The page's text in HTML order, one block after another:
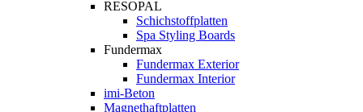
RESOPAL
Schichstoffplatten
Spa Styling Boards
Fundermax
Fundermax Exterior
Fundermax Interior
imi-Beton
Magnethaftplatten